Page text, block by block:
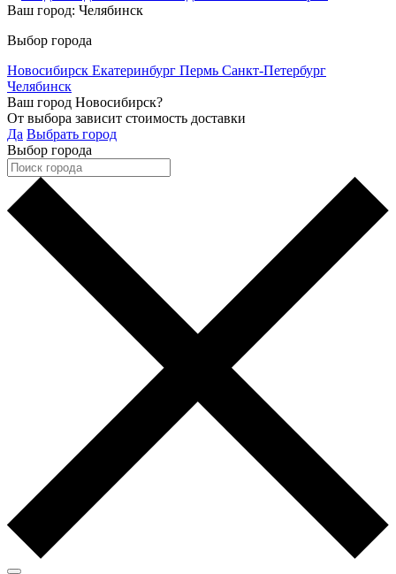
Ваш город: Челябинск
Выбор города
Новосибирск Екатеринбург Пермь Санкт-Петербург
Челябинск
Ваш город Новосибирск?
От выбора зависит стоимость доставки
Да Выбрать город
Выбор города